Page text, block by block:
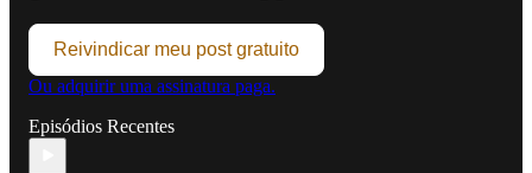
Reivindicar meu post gratuito
Ou adquirir uma assinatura paga.
Episódios Recentes